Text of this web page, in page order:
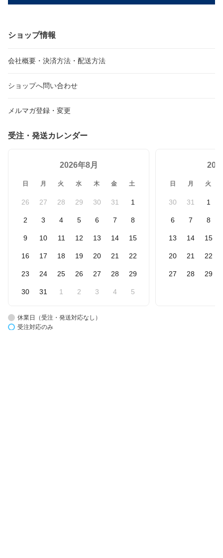
ショップ情報
会社概要・決済方法・配送方法
ショップへ問い合わせ
メルマガ登録・変更
受注・発送カレンダー
2026年8月
日 月 火 水 木 金 土
26 27 28 29 30 31 1
2 3 4 5 6 7 8
9 10 11 12 13 14 15
16 17 18 19 20 21 22
23 24 25 26 27 28 29
30 31 1 2 3 4 5
日 月 火
30 31 1
6 7 8
13 14 15
20 21 22
27 28 29
休業日（受注・発送対応なし）
受注対応のみ